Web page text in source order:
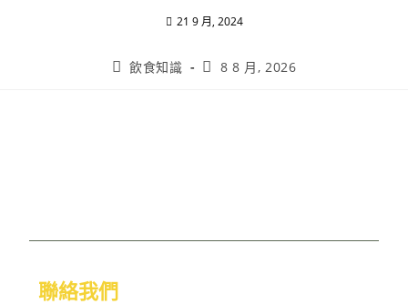
21 9 月, 2024
飲食知識 8 8 月, 2026
聯絡我們